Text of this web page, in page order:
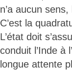
n’a aucun
C’est la
L’état doit
conduit l’Inde à
longue attente